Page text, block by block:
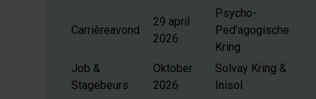
Carrièreavond
29 april
2026
Psycho-
Ped’agogische
Kring
Job &
Stagebeurs
Oktober
2026
Solvay Kring &
Inisol